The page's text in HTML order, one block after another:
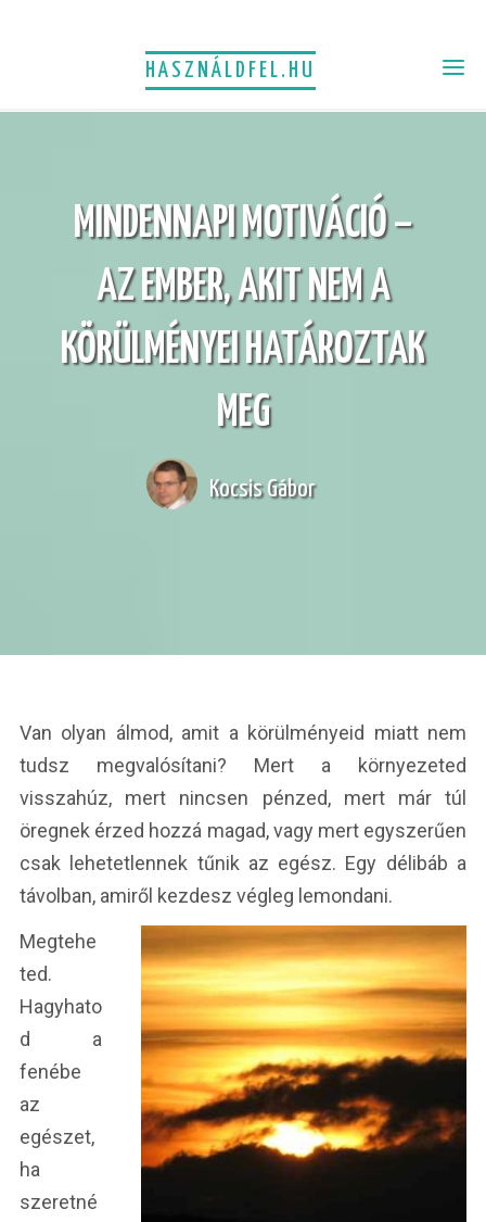
HASZNÁLDFEL.HU
MINDENNAPI MOTIVÁCIÓ –
AZ EMBER, AKIT NEM A
KÖRÜLMÉNYEI HATÁROZTAK
MEG
Kocsis Gábor
Van olyan álmod, amit a körülményeid miatt nem
tudsz megvalósítani? Mert a környezeted
visszahúz, mert nincsen pénzed, mert már túl
öregnek érzed hozzá magad, vagy mert egyszerűen
csak lehetetlennek tűnik az egész. Egy délibáb a
távolban, amiről kezdesz végleg lemondani.
Megtehe
ted.
Hagyhato
d a
fenébe
az
egészet,
ha
szeretné